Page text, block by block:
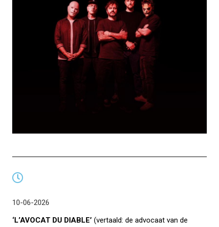
10-06-2026
‘L’AVOCAT DU DIABLE’ (vertaald: de advocaat van de